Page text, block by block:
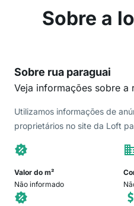
Sobre a
Sobre rua paraguai
Veja informações sobre a
Utilizamos informações de
proprietários no site da Loft
Valor do m²
Não informado